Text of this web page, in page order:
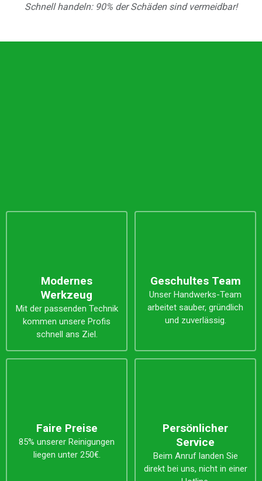
Schnell handeln: 90% der Schäden sind vermeidbar!
Modernes
Werkzeug
Mit der passenden Technik
kommen unsere Profis
schnell ans Ziel.
Geschultes Team
Unser Handwerks-Team
arbeitet sauber, gründlich
und zuverlässig.
Faire Preise
85% unserer Reinigungen
liegen unter 250€.
Persönlicher
Service
Beim Anruf landen Sie
direkt bei uns, nicht in einer